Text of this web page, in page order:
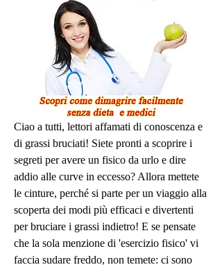
Ciao a tutti, lettori affamati di conoscenza e
di grassi bruciati! Siete pronti a scoprire i
segreti per avere un fisico da urlo e dire
addio alle curve in eccesso? Allora mettete
le cinture, perché si parte per un viaggio alla
scoperta dei modi più efficaci e divertenti
per bruciare i grassi indietro! E se pensate
che la sola menzione di 'esercizio fisico' vi
faccia sudare freddo, non temete: ci sono